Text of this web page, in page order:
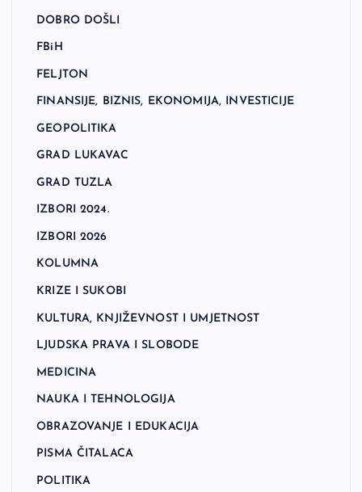
DOBRO DOŠLI
FBiH
FELJTON
FINANSIJE, BIZNIS, EKONOMIJA, INVESTICIJE
GEOPOLITIKA
GRAD LUKAVAC
GRAD TUZLA
IZBORI 2024.
IZBORI 2026
KOLUMNA
KRIZE I SUKOBI
KULTURA, KNJIŽEVNOST I UMJETNOST
LJUDSKA PRAVA I SLOBODE
MEDICINA
NAUKA I TEHNOLOGIJA
OBRAZOVANJE I EDUKACIJA
PISMA ČITALACA
POLITIKA